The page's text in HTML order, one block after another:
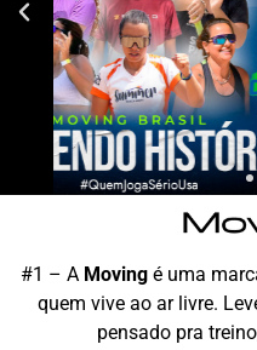
#1 – A Moving é uma
quem vive ao ar livre.
pensado pra